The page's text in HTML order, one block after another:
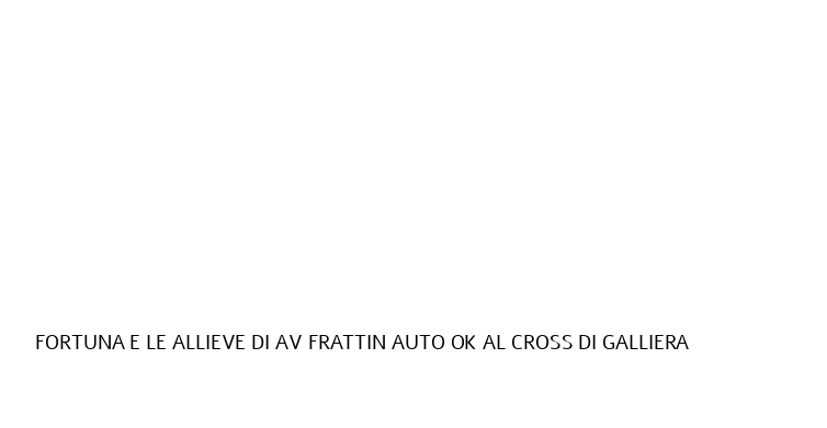
FORTUNA E LE ALLIEVE DI AV FRATTIN AUTO OK AL CROSS DI GALLIERA